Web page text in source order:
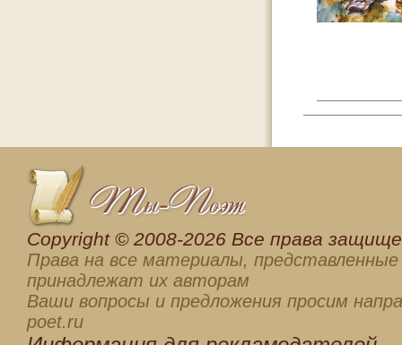
Сopyright © 2008-2026 Все права
Права на все материалы, представленные
принадлежат их авторам
Ваши вопросы и предложения просим
poet.ru